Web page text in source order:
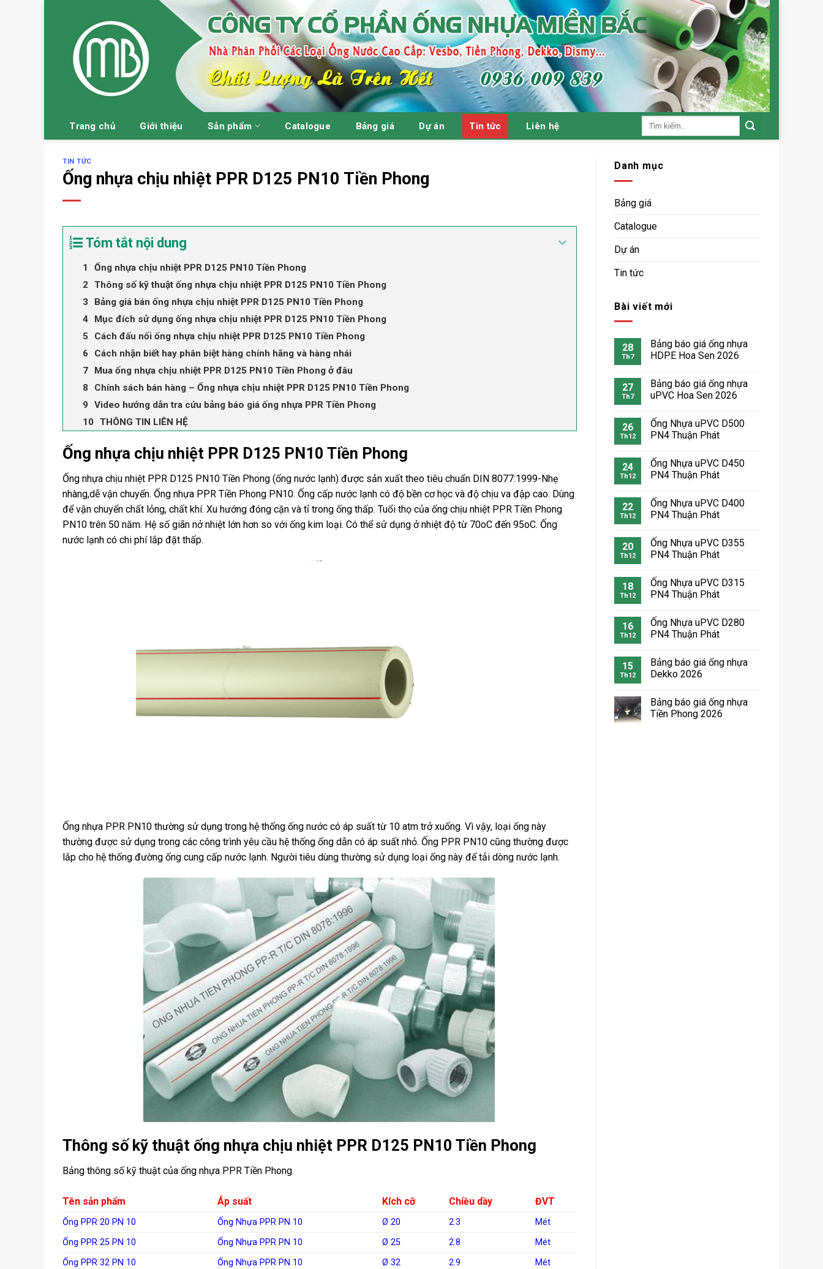
Trang chủ Giới thiệu Sản phẩm Catalogue Bảng giá Dự án Tin tức Liên hệ
Tìm
TIN TỨC
Ống nhựa chịu nhiệt PPR D125 PN10 Tiền Phong
Tóm tắt nội dung
Ống nhựa chịu nhiệt PPR D125 PN10 Tiền Phong
Thông số kỹ thuật ống nhựa chịu nhiệt PPR D125 PN10 Tiền Phong
Bảng giá bán ống nhựa chịu nhiệt PPR D125 PN10 Tiền Phong
Mục đích sử dụng ống nhựa chịu nhiệt PPR D125 PN10 Tiền Phong
Cách đấu nối ống nhựa chịu nhiệt PPR D125 PN10 Tiền Phong
Cách nhận biết hay phân biệt hàng chính hãng và hàng nhái
Mua ống nhựa chịu nhiệt PPR D125 PN10 Tiền Phong ở đâu
Chính sách bán hàng – Ống nhựa chịu nhiệt PPR D125 PN10 Tiền Phong
Video hướng dẫn tra cứu bảng báo giá ống nhựa PPR Tiền Phong
THÔNG TIN LIÊN HỆ
Ống nhựa chịu nhiệt PPR D125 PN10 Tiền Phong
Ống nhựa chịu nhiệt PPR D125 PN10 Tiền Phong (ống nước lạnh) được sản xuất theo tiêu chuẩn DIN 8077:1999-Nhẹ
nhàng,dễ vận chuyển. Ống nhựa PPR Tiền Phong PN10. Ống cấp nước lạnh có độ bền cơ học và độ chịu va đập cao. Dùng
để vận chuyển chất lỏng, chất khí. Xu hướng đóng cặn và tỉ trong ống thấp. Tuổi thọ của ống chịu nhiệt PPR Tiền Phong
PN10 trên 50 năm. Hệ số giãn nở nhiệt lớn hơn so với ống kim loại. Có thể sử dụng ở nhiệt độ từ 70oC đến 95oC. Ống
nước lạnh có chi phí lắp đặt thấp.
Ống nhựa PPR PN10 thường sử dụng trong hệ thống ống nước có áp suất từ 10 atm trở xuống. Vì vậy, loại ống này
thường được sử dụng trong các công trình yêu cầu hệ thống ống dẫn có áp suất nhỏ. Ống PPR PN10 cũng thường được
lắp cho hệ thống đường ống cung cấp nước lạnh. Người tiêu dùng thường sử dụng loại ống này để tải dòng nước lạnh.
Thông số kỹ thuật ống nhựa chịu nhiệt PPR D125 PN10 Tiền Phong
Bảng thông số kỹ thuật của ống nhựa PPR Tiền Phong.
Tên sản phẩm Áp suất Kích cỡ Chiều dầy ĐVT
Ống PPR 20 PN 10 Ống Nhựa PPR PN 10 Ø 20 2.3
Mét
Ống PPR 25 PN 10
Ống Nhựa PPR PN 10 Ø 25 2.8
Mét
Ống PPR 32 PN 10
Ống Nhựa PPR PN 10 Ø 32 2.9
Mét
Danh mục
Bảng giá
Catalogue
Dự án
Tin tức
Bài viết mới
28
Th7
Bảng báo giá ống nhựa
HDPE Hoa Sen 2026
27
Th7
Bảng báo giá ống nhựa
uPVC Hoa Sen 2026
26
Th12
Ống Nhựa uPVC D500
PN4 Thuận Phát
24
Th12
Ống Nhựa uPVC D450
PN4 Thuận Phát
22
Th12
Ống Nhựa uPVC D400
PN4 Thuận Phát
20
Th12
Ống Nhựa uPVC D355
PN4 Thuận Phát
18
Th12
Ống Nhựa uPVC D315
PN4 Thuận Phát
16
Th12
Ống Nhựa uPVC D280
PN4 Thuận Phát
15
Th12
Bảng báo giá ống nhựa
Dekko 2026
Bảng báo giá ống nhựa
Tiền Phong 2026